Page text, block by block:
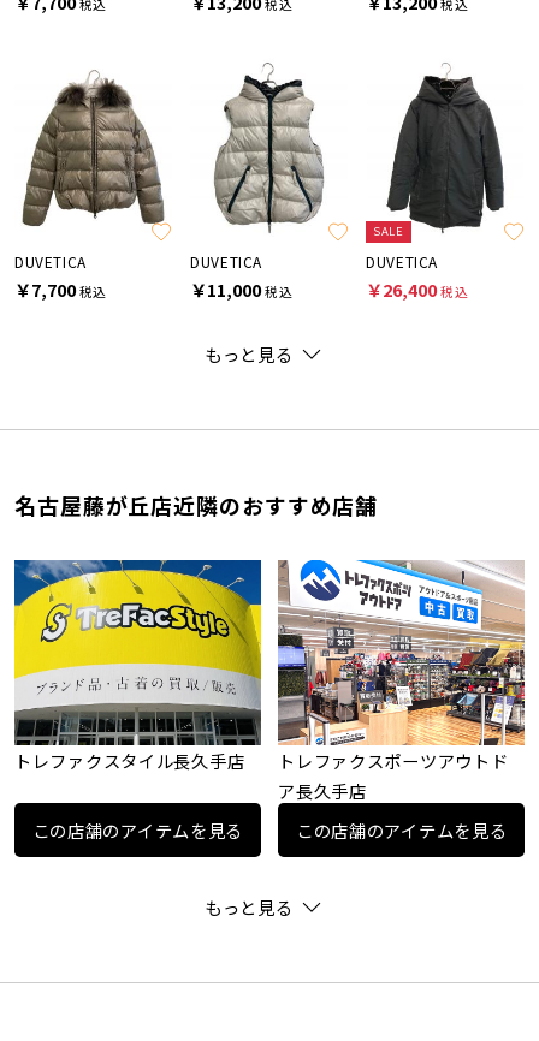
税込 税込 税込
DUVETICA
￥7,700税込
DUVETICA
￥11,000税込
SALE
DUVETICA
￥26,400税込
もっと見る
名古屋藤が丘店近隣のおすすめ店舗
トレファクスタイル長久手店
この店舗のアイテムを見る
トレファクスポーツアウトド
ア長久手店
この店舗のアイテムを見る
もっと見る